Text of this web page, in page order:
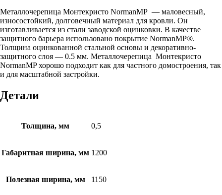
Металлочерепица Монтекристо NormanMP — маловесный,
износостойкий, долговечный материал для кровли. Он
изготавливается из стали заводской оцинковки. В качестве
защитного барьера использовано покрытие NormanMP®.
Толщина оцинкованной стальной основы и декоративно-
защитного слоя — 0.5 мм. Металлочерепица Монтекристо
NormanMP хорошо подходит как для частного домостроения, так
и для масштабной застройки.
Детали
Толщина, мм 0,5
Габаритная ширина, мм 1200
Полезная ширина, мм 1150